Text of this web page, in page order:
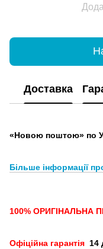
Доставка
«Новою поштою» по
Більше інформації
100% ОРИГІНАЛЬНА
Офіційна гарантія 14